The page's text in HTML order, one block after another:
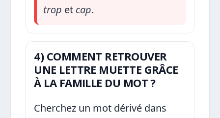
trop et cap.
4) COMMENT RETROUVER
UNE LETTRE MUETTE GRÂCE
À LA FAMILLE DU MOT ?
Cherchez un mot dérivé dans